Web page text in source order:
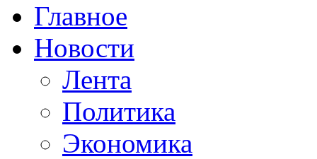
Главное
Новости
Лента
Политика
Экономика